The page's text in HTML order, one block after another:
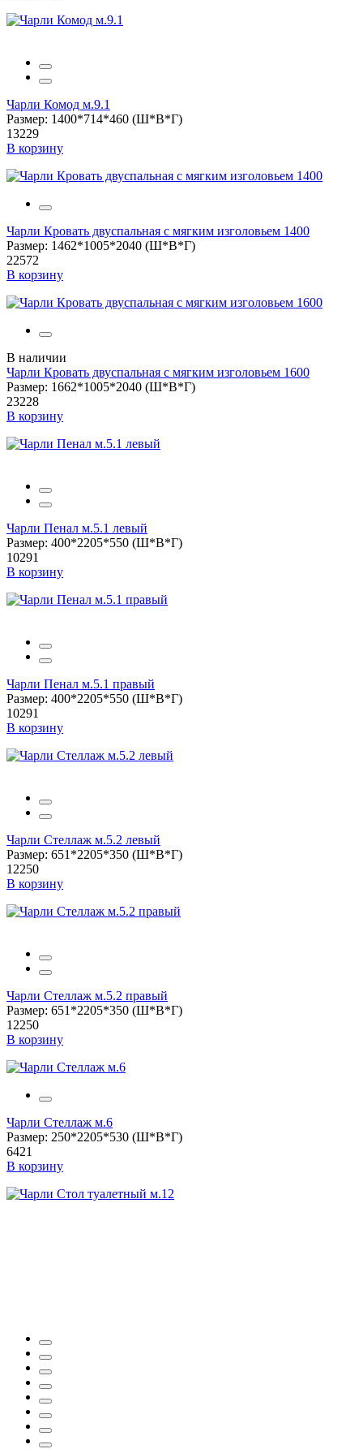
Чарли Комод м.9.1
Размер: 1400*714*460 (Ш*В*Г)
13229
В корзину
Чарли Кровать двуспальная с мягким изголовьем 1400
Размер: 1462*1005*2040 (Ш*В*Г)
22572
В корзину
В наличии
Чарли Кровать двуспальная с мягким изголовьем 1600
Размер: 1662*1005*2040 (Ш*В*Г)
23228
В корзину
Чарли Пенал м.5.1 левый
Размер: 400*2205*550 (Ш*В*Г)
10291
В корзину
Чарли Пенал м.5.1 правый
Размер: 400*2205*550 (Ш*В*Г)
10291
В корзину
Чарли Стеллаж м.5.2 левый
Размер: 651*2205*350 (Ш*В*Г)
12250
В корзину
Чарли Стеллаж м.5.2 правый
Размер: 651*2205*350 (Ш*В*Г)
12250
В корзину
Чарли Стеллаж м.6
Размер: 250*2205*530 (Ш*В*Г)
6421
В корзину